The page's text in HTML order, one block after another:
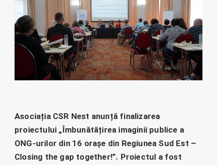
Asociația CSR Nest anunță finalizarea
proiectului „Îmbunătățirea imaginii publice a
ONG-urilor din 16 orașe din Regiunea Sud Est –
Closing the gap together!”. Proiectul a fost